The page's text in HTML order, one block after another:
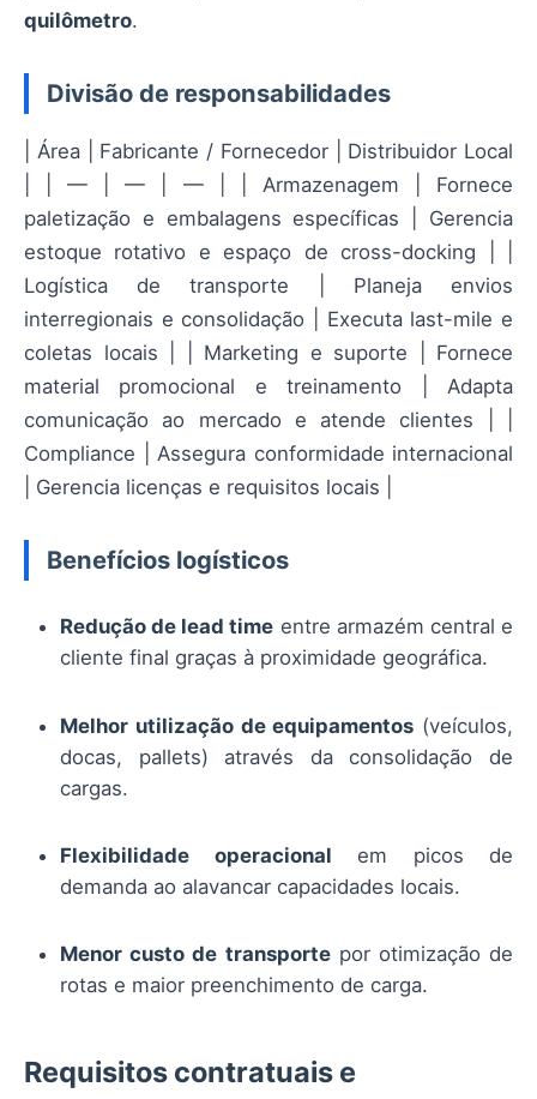
quilômetro.
Divisão de responsabilidades
| Área | Fabricante / Fornecedor | Distribuidor Local
| | — | — | — | | Armazenagem | Fornece
paletização e embalagens específicas | Gerencia
estoque rotativo e espaço de cross-docking | |
Logística de transporte | Planeja envios
interregionais e consolidação | Executa last-mile e
coletas locais | | Marketing e suporte | Fornece
material promocional e treinamento | Adapta
comunicação ao mercado e atende clientes | |
Compliance | Assegura conformidade internacional
| Gerencia licenças e requisitos locais |
Benefícios logísticos
Redução de lead time entre armazém central e
cliente final graças à proximidade geográfica.
Melhor utilização de equipamentos (veículos,
docas, pallets) através da consolidação de
cargas.
Flexibilidade operacional em picos de
demanda ao alavancar capacidades locais.
Menor custo de transportepor otimização de
rotas e maior preenchimento de carga.
Requisitos contratuais e